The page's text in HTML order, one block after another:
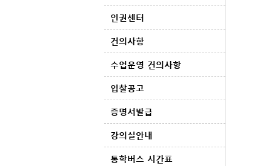
인권센터
건의사항
수업운영 건의사항
입찰공고
증명서발급
강의실안내
통학버스 시간표